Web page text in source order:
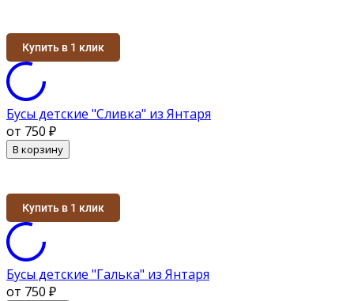
Купить в 1 клик
Бусы детские "Сливка" из Янтаря
от 750 ₽
В корзину
Купить в 1 клик
Бусы детские "Галька" из Янтаря
от 750 ₽